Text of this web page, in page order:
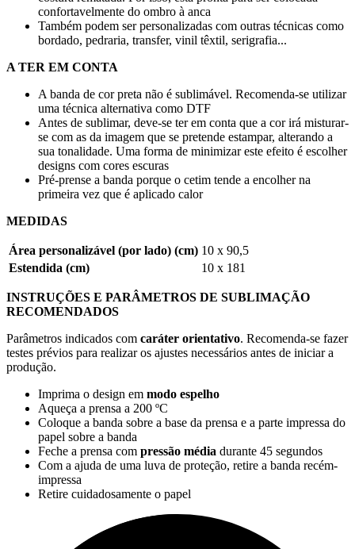
confortavelmente do ombro à anca
Também podem ser personalizadas com outras técnicas como
bordado, pedraria, transfer, vinil têxtil, serigrafia...
A TER EM CONTA
A banda de cor preta não é sublimável. Recomenda-se utilizar
uma técnica alternativa como DTF
Antes de sublimar, deve-se ter em conta que a cor irá misturar-
se com as da imagem que se pretende estampar, alterando a
sua tonalidade. Uma forma de minimizar este efeito é escolher
designs com cores escuras
Pré-prense a banda porque o cetim tende a encolher na
primeira vez que é aplicado calor
MEDIDAS
Área personalizável (por lado) (cm) 10 x 90,5
Estendida (cm)
10 x 181
INSTRUÇÕES E PARÂMETROS DE SUBLIMAÇÃO
RECOMENDADOS
Parâmetros indicados com caráter orientativo. Recomenda-se fazer
testes prévios para realizar os ajustes necessários antes de iniciar a
produção.
Imprima o design em modo espelho
Aqueça a prensa a 200 ºC
Coloque a banda sobre a base da prensa e a parte impressa do
papel sobre a banda
Feche a prensa com pressão média durante 45 segundos
Com a ajuda de uma luva de proteção, retire a banda recém-
impressa
Retire cuidadosamente o papel